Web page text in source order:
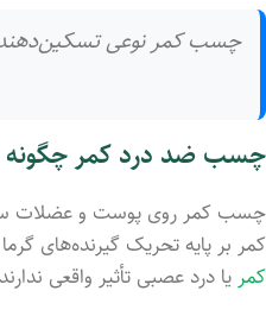
چسب کمر نوعی
چسب ضد درد کمر چگونه
چسب کمر روی پوست و عضلات
کمر بر پایه‌ تحریک گیرنده‌های
کمر یا درد عصبی تأثیر واقعی